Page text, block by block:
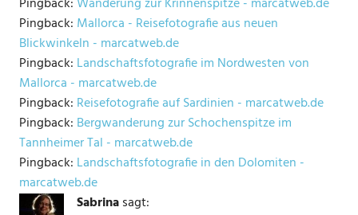
Pingback: Mallorca - Reisefotografie aus neuen
Blickwinkeln - marcatweb.de
Pingback: Landschaftsfotografie im Nordwesten von
Mallorca - marcatweb.de
Pingback: Reisefotografie auf Sardinien - marcatweb.de
Pingback: Bergwanderung zur Schochenspitze im
Tannheimer Tal - marcatweb.de
Pingback: Landschaftsfotografie in den Dolomiten -
marcatweb.de
Sabrinasagt: